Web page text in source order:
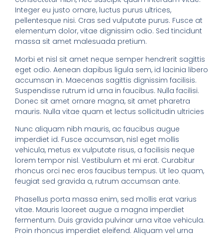
Integer eu justo ornare, luctus purus ultrices,
pellentesque nisi. Cras sed vulputate purus. Fusce at
elementum dolor, vitae dignissim odio. Sed tincidunt
massa sit amet malesuada pretium.
Morbi et nisl sit amet neque semper hendrerit sagittis
eget odio. Aenean dapibus ligula sem, id lacinia libero
accumsan in. Maecenas sagittis dignissim facilisis.
Suspendisse rutrum id urna in faucibus. Nulla facilisi.
Donec sit amet ornare magna, sit amet pharetra
mauris. Nulla vitae quam et lectus sollicitudin ultricies
Nunc aliquam nibh mauris, ac faucibus augue
imperdiet id. Fusce accumsan, nisl eget mollis
vehicula, metus ex vulputate risus, a facilisis neque
lorem tempor nisl. Vestibulum et mi erat. Curabitur
rhoncus orci nec eros faucibus tempus. Ut leo quam,
feugiat sed gravida a, rutrum accumsan ante.
Phasellus porta massa enim, sed mollis erat varius
vitae. Mauris laoreet augue a magna imperdiet
fermentum. Duis gravida pulvinar urna vitae vehicula.
Proin rhoncus imperdiet eleifend. Aliquam vel urna